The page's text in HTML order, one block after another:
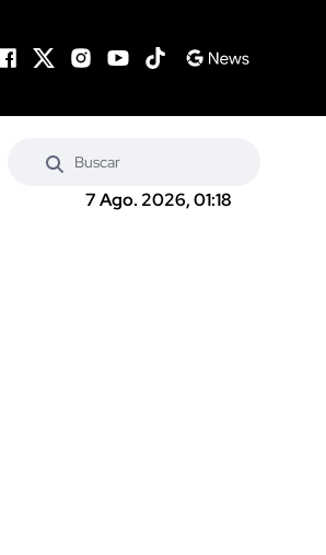
7 Ago. 2026, 01:18